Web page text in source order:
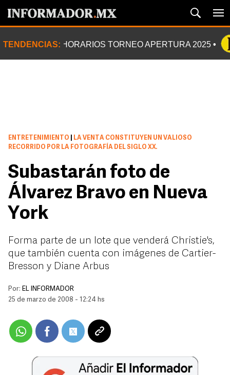
TENDENCIAS: HORARIOS TORNEO APERTURA 2025
ENTRETENIMIENTO
LA VENTA CONSTITUYEN UN VALIOSO
RECORRIDO POR LA FOTOGRAFÍA DEL SIGLO XX.
Subastarán foto de
Álvarez Bravo en Nueva
York
Forma parte de un lote que venderá Christie's,
que también cuenta con imágenes de Cartier-
Bresson y Diane Arbus
Por: EL INFORMADOR
25 de marzo de 2008 - 12:24 hs